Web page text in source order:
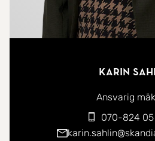
(med eftermiddagssol).
kaklat badrum med badkar
och både barnvagns- och
entréplan där även en
finns. Lyxen av sopnedkast i
hiss, vilket verkligen
Karin
Ansvarig
070-824